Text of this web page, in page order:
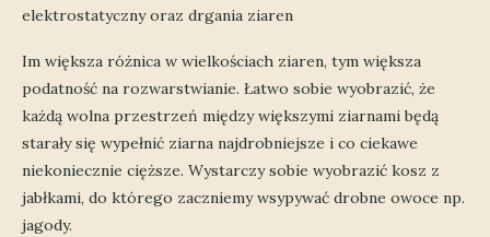
elektrostatyczny oraz drgania ziaren
Im większa różnica w wielkościach ziaren, tym większa
podatność na rozwarstwianie. Łatwo sobie wyobrazić, że
każdą wolna przestrzeń między większymi ziarnami będą
starały się wypełnić ziarna najdrobniejsze i co ciekawe
niekoniecznie cięższe. Wystarczy sobie wyobrazić kosz z
jabłkami, do którego zaczniemy wsypywać drobne owoce np.
jagody.